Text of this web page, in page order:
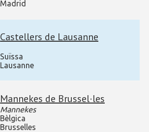
Madrid
Castellers de Lausanne
Suïssa
Lausanne
Mannekes de Brussel·les
Mannekes
Bèlgica
Brusselles